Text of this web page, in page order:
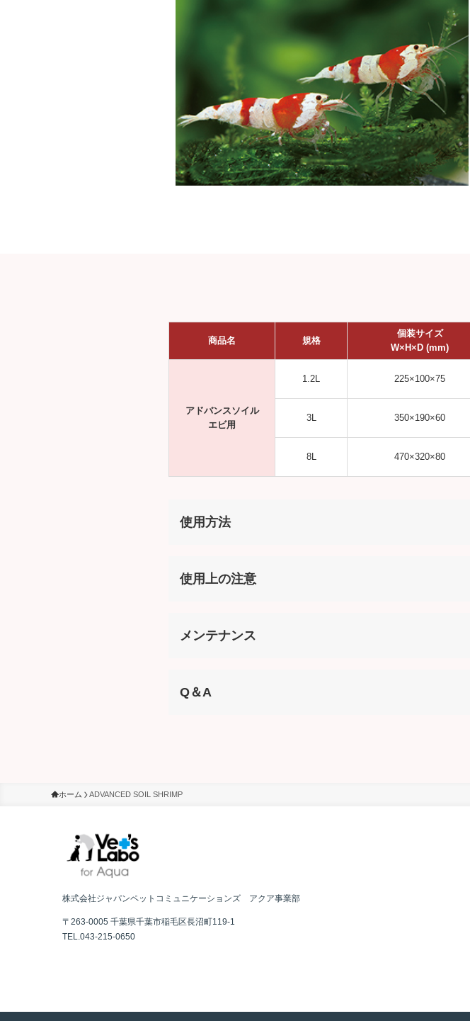
商品名 規格
個装サイズ
W×H×D (mm)
アドバンスソイル
エビ用
1.2L 225×100×75
3L 350×190×60
8L 470×320×80
使用方法
使用上の注意
メンテナンス
Q＆A
ホーム ADVANCED SOIL SHRIMP
株式会社ジャパンペットコミュニケーションズ アクア事業部
〒263-0005 千葉県千葉市稲毛区長沼町119-1
TEL.043-215-0650